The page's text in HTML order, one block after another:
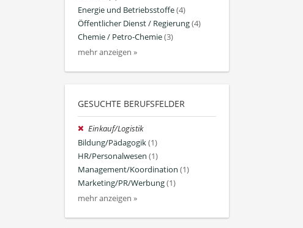
Energie und Betriebsstoffe(4)
Öffentlicher Dienst / Regierung(4)
Chemie / Petro-Chemie(3)
mehr anzeigen »
GESUCHTE BERUFSFELDER
Einkauf/Logistik
Bildung/Pädagogik(1)
HR/Personalwesen (1)
Management/Koordination (1)
Marketing/PR/Werbung(1)
mehr anzeigen »